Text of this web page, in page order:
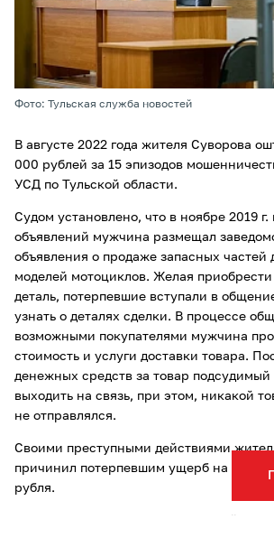
Фото: Тульская служба новостей
В августе 2022 года жителя Суворова
000 рублей за 15 эпизодов
УСД по Тульской области.
Судом установлено, что в ноябре 2019 г.
объявлений мужчина размещал
объявления о продаже запасных частей
моделей мотоциклов. Желая
деталь, потерпевшие вступали в
узнать о деталях сделки. В процессе
возможными покупателями мужчина
стоимость и услуги доставки товара.
денежных средств за товар подсудимый
выходить на связь, при этом, никакой
не отправлялся.
Своими преступными действиями
причинил потерпевшим ущерб на общую
рубля.